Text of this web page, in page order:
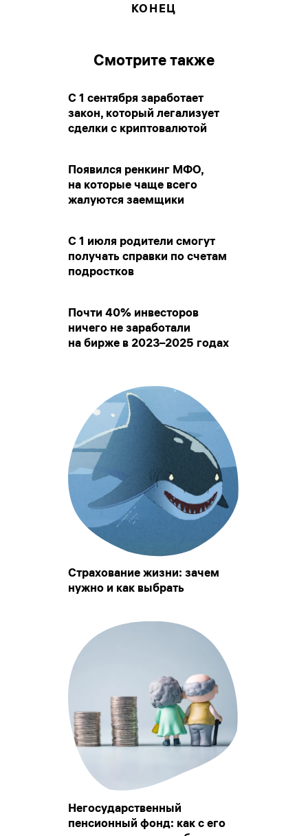
КОНЕЦ
Смотрите также
С 1 сентября заработает
закон, который легализует
сделки с криптовалютой
Появился ренкинг МФО,
на которые чаще всего
жалуются заемщики
С 1 июля родители смогут
получать справки по счетам
подростков
Почти 40% инвесторов
ничего не заработали
на бирже в 2023–2025 годах
Страхование жизни: зачем
нужно и как выбрать
Негосударственный
пенсионный фонд: как с его